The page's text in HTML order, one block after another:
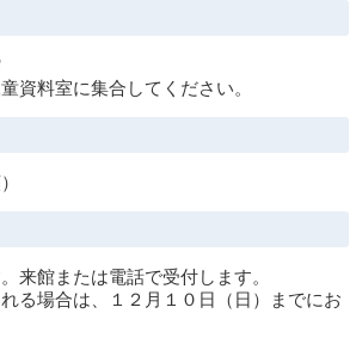
資料室に集合してください。
来館または電話で受付します。
る場合は、１２月１０日（日）までにお